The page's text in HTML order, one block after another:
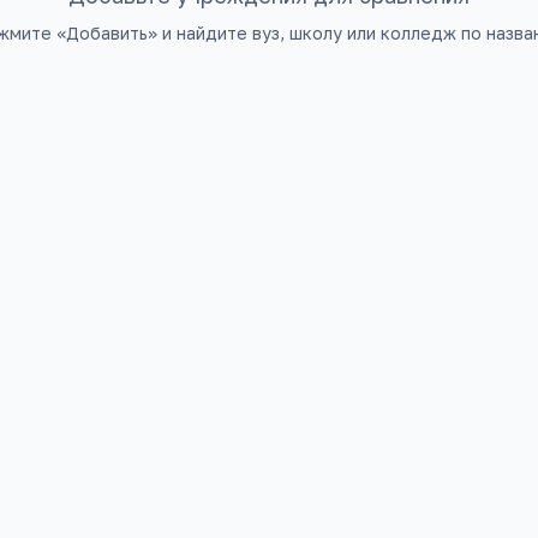
«Добавить» и найдите вуз, школу или колледж по